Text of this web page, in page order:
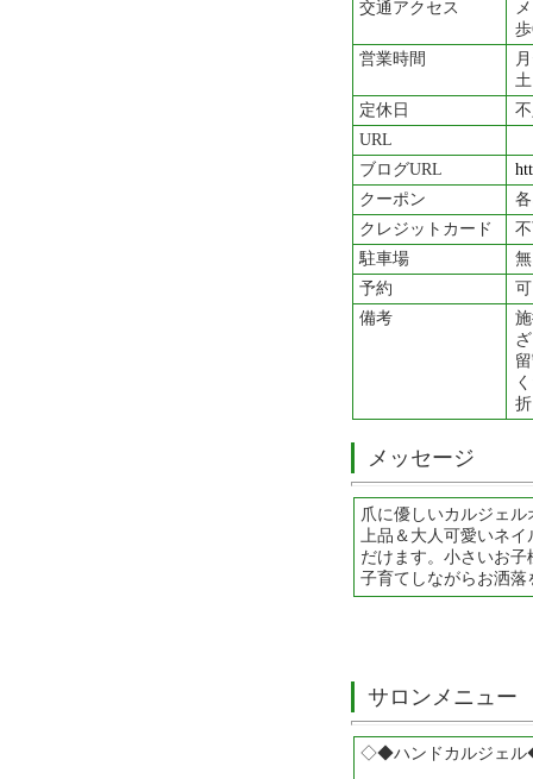
交通アクセス
営業時間
定休日
URL
ブログURL
クーポン
クレジットカード
駐車場
無
予約
可
備考
メッセージ
爪に優しいカルジェ
上品＆大人可愛いネ
だけます。小さいお子
子育てしながらお洒
サロンメニュー
◇◆ハンドカルジェ